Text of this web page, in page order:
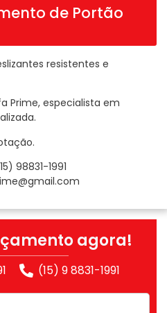
de Portão
resistentes e
Prime, especialista em
98831-1991
agora!
(15) 9 8831-1991